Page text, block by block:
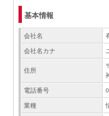
基本情報
会社名
会社名カナ
住所
電話番号
業種